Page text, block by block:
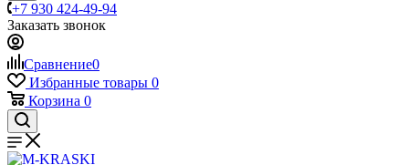
+7 930 424-49-94
Заказать звонок
Сравнение0
Избранные товары 0
Корзина 0